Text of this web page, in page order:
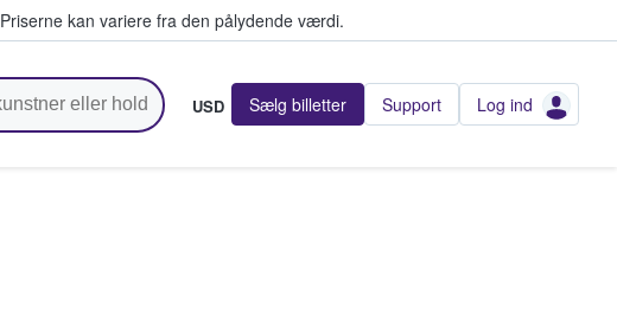
Priserne kan variere fra den pålydende værdi.
USD Sælg billetter Support Log ind